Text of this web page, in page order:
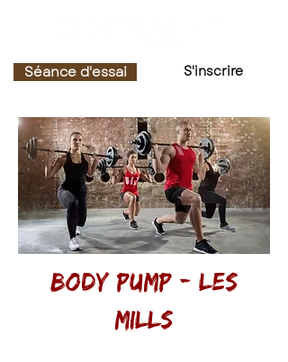
Séance d'essai S'inscrire
body pump - les
mills